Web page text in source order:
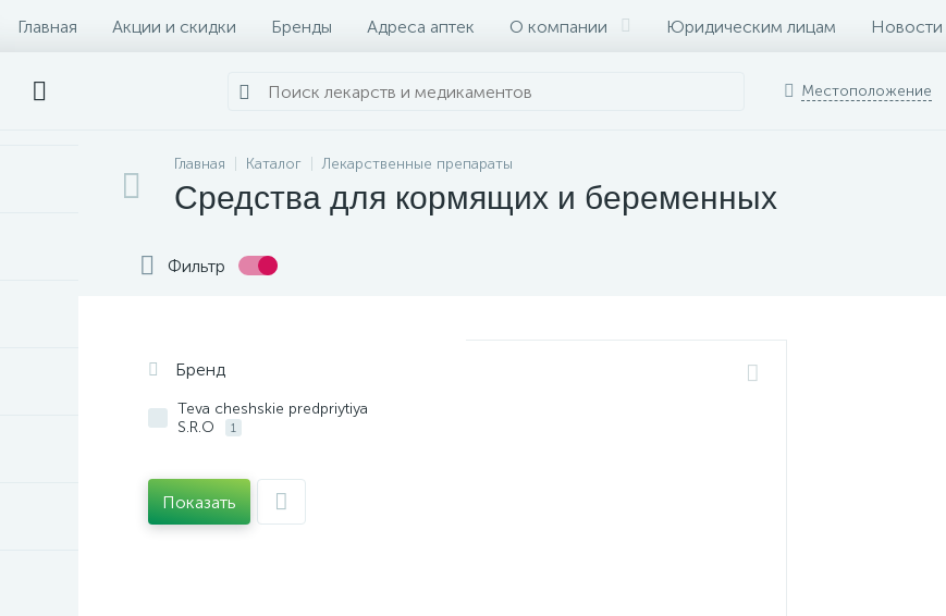
Главная Акции и скидки Бренды Адреса аптек О компании Юридическим лицам Новости
Местоположение
Главная Каталог Лекарственные препараты
Средства для кормящих и беременных
Фильтр
Бренд
Teva cheshskie predpriytiya
S.R.O
1
Показать